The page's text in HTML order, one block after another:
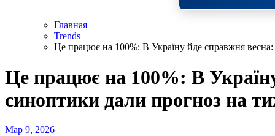
Главная
Trends
Це працює на 100%: В Україну йде справжня
Це працює на 100%: В
синоптики дали прогноз на
Мар 9, 2026